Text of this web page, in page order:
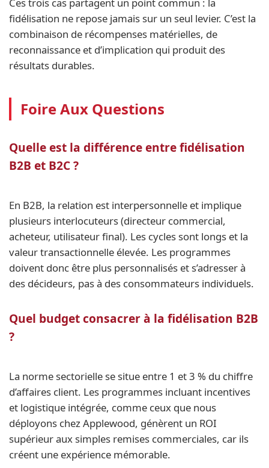
Ces trois cas partagent un point commun : la
fidélisation ne repose jamais sur un seul levier. C’est la
combinaison de récompenses matérielles, de
reconnaissance et d’implication qui produit des
résultats durables.
Foire Aux Questions
Quelle est la différence entre fidélisation
B2B et B2C ?
En B2B, la relation est interpersonnelle et implique
plusieurs interlocuteurs (directeur commercial,
acheteur, utilisateur final). Les cycles sont longs et la
valeur transactionnelle élevée. Les programmes
doivent donc être plus personnalisés et s’adresser à
des décideurs, pas à des consommateurs individuels.
Quel budget consacrer à la fidélisation B2B
?
La norme sectorielle se situe entre 1 et 3 % du chiffre
d’affaires client. Les programmes incluant incentives
et logistique intégrée, comme ceux que nous
déployons chez Applewood, génèrent un ROI
supérieur aux simples remises commerciales, car ils
créent une expérience mémorable.